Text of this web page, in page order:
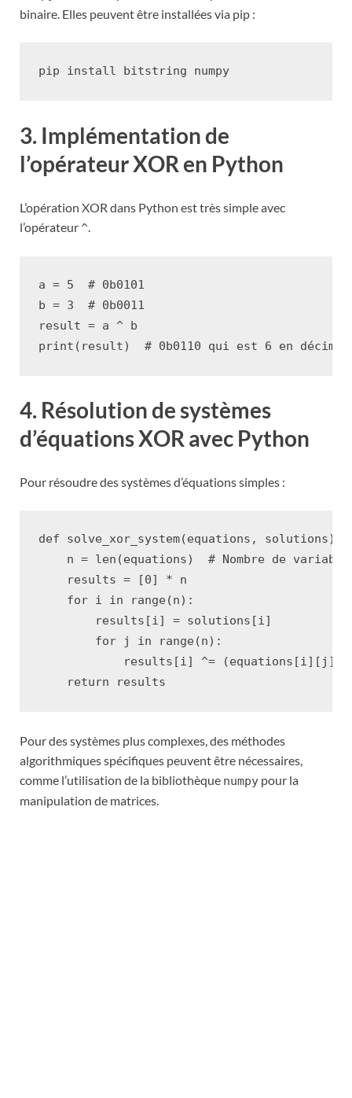
binaire. Elles peuvent être installées via pip :
pip install bitstring
3. Implémentation de
l’opérateur XOR en Python
L’opération XOR dans Python est très simple avec
l’opérateur^
a = 5
# 0b0101
b = 3
# 0b0011
result = a ^ b
print ( result) # 0b0110 qui est 6 en décimal
4. Résolution de systèmes
d’équations XOR avec Python
Pour résoudre des systèmes d’équations simples :
def solve_xor_system(equations , solutions):
n = len (equations)
# Nombre de
results = [0] *
n
for i in range (n):
results [i] = solutions [i]
for
j in range (n):
results [i] ^= (equations [i][ j ]
return
results
Pour des systèmes plus complexes, des méthodes
algorithmiques spécifiques peuvent être nécessaires,
comme l’utilisation de la bibliothèque numpy pour la
manipulation de matrices.